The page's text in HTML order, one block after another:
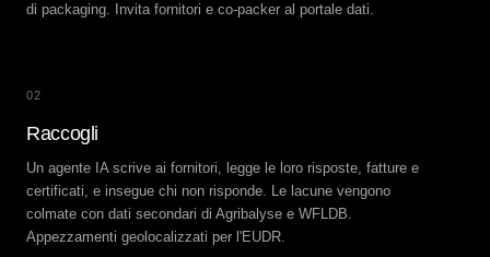
di packaging. Invita fornitori e co-packer al portale dati.
02
Raccogli
Un agente IA scrive ai fornitori, legge le loro risposte, fatture e
certificati, e insegue chi non risponde. Le lacune vengono
colmate con dati secondari di Agribalyse e WFLDB.
Appezzamenti geolocalizzati per l'EUDR.